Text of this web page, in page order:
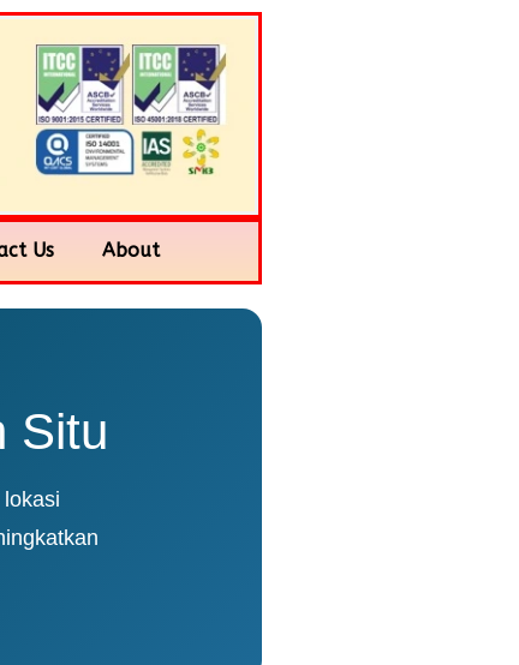
Us About
Situ